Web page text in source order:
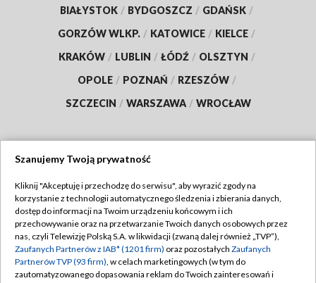
BIAŁYSTOK / BYDGOSZCZ / GDAŃSK /
GORZÓW WLKP. / KATOWICE / KIELCE /
KRAKÓW / LUBLIN / ŁÓDŹ / OLSZTYN /
OPOLE / POZNAŃ / RZESZÓW /
SZCZECIN / WARSZAWA / WROCŁAW
TVP
Abonament TVP
Emisja w TVP
Centrum informacji TVP
Regulamin TVP
Polityka prywatności
Moje zgody
Szanujemy Twoją prywatność
Kliknij "Akceptuję i przechodzę do serwisu", aby wyrazić zgody na
korzystanie z technologii automatycznego śledzenia i zbierania danych,
dostęp do informacji na Twoim urządzeniu końcowym i ich
przechowywanie oraz na przetwarzanie Twoich danych osobowych przez
nas, czyli Telewizję Polską S.A. w likwidacji (zwaną dalej również „TVP”),
Zaufanych Partnerów z IAB* (1201 firm) oraz pozostałych Zaufanych
Partnerów TVP (93 firm), w celach marketingowych (w tym do
zautomatyzowanego dopasowania reklam do Twoich zainteresowań i